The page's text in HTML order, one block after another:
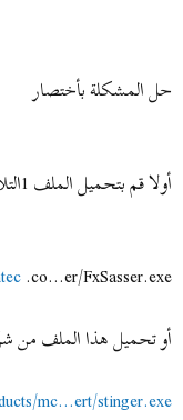
حل المشكلة بأختصار
أولا قم بتحميل الملف 1التلالي وسيقوم بالكشف عن الفيروس وأزالته) :
.co...er/FxSasser.exe
أو تحميل هذا الملف من
mc...ert/stinger.exe